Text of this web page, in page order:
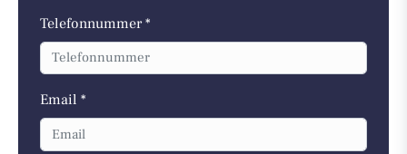
Telefonnummer *
Email *